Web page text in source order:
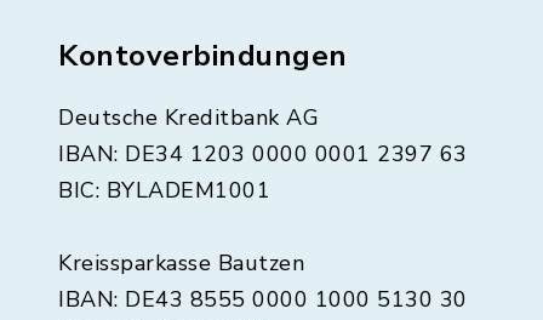
Kontoverbindungen
Deutsche Kreditbank AG
IBAN: DE34 1203 0000 0001 2397 63
BIC: BYLADEM1001
Kreissparkasse Bautzen
IBAN: DE43 8555 0000 1000 5130 30